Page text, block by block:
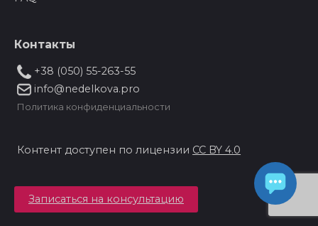
Контакты
+38 (050) 55-263-55
info@nedelkova.pro
Политика конфиденциальности
Контент доступен по лицензии CC BY 4.0
Записаться на консультацию